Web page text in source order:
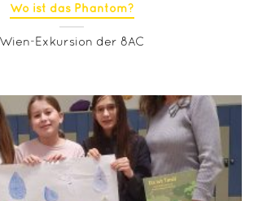
Wo ist das Phantom?
Wien-Exkursion der 8AC